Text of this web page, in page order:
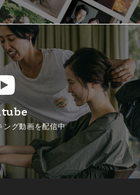
ング動画を配信中